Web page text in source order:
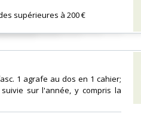
supérieures à 200 €‎
1 agrafe au dos en 1 cahier;
sur l'année, y compris la